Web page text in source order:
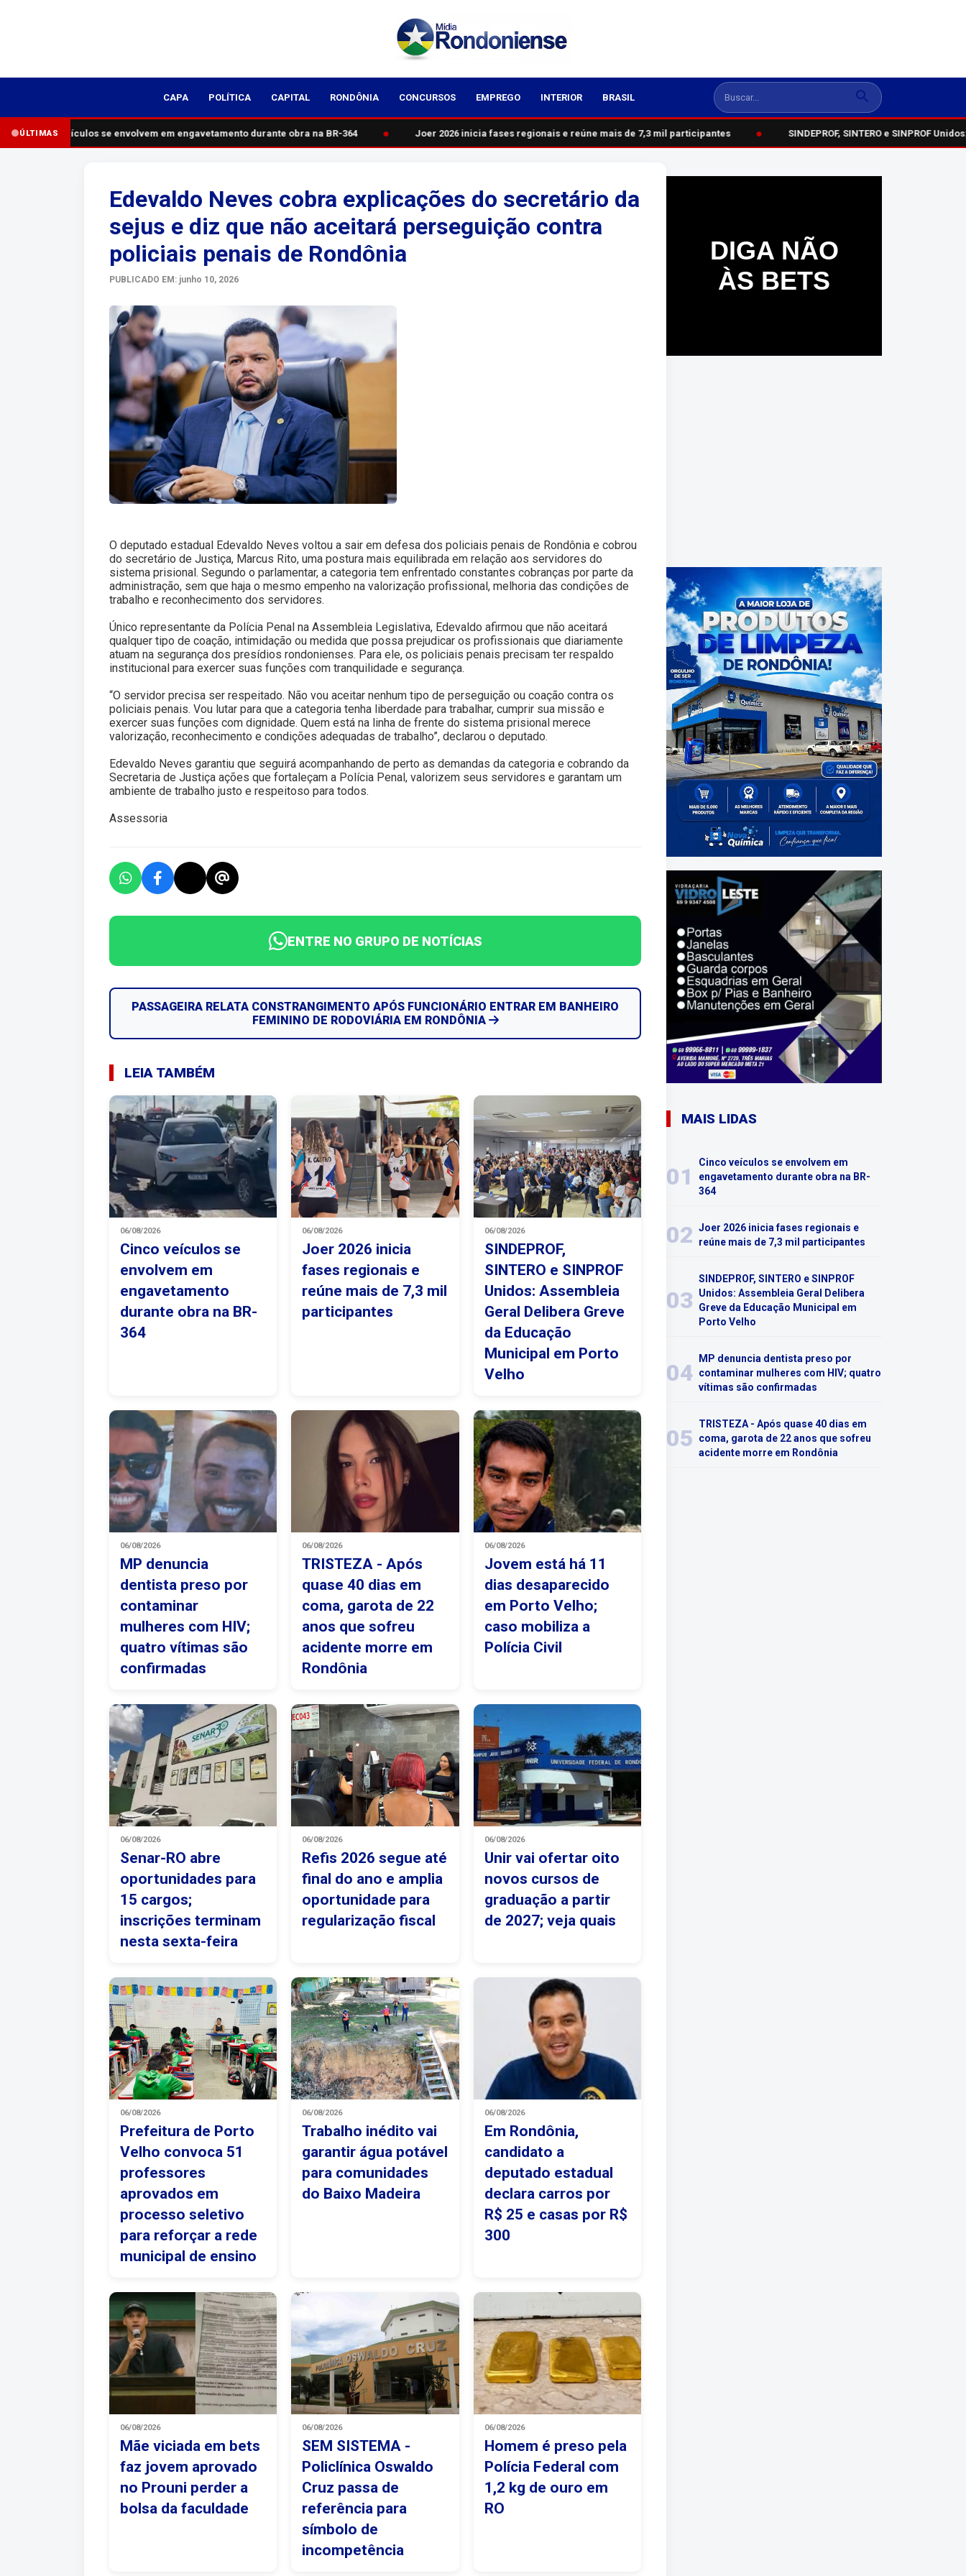
CAPA POLÍTICA CAPITAL RONDÔNIA CONCURSOS EMPREGO INTERIOR BRASIL
ÚLTIMAS
Cinco veículos se envolvem em engavetamento durante obra na BR-364 ● Joer 2026 inicia fases regionais e reúne mais de 7,3 mil participantes ● SINDEPROF, SINTERO e SINPROF
Edevaldo Neves cobra explicações do secretário da
sejus e diz que não aceitará perseguição contra
policiais penais de Rondônia
PUBLICADO EM: junho 10, 2026
O deputado estadual Edevaldo Neves voltou a sair em defesa dos policiais penais de Rondônia e cobrou
do secretário de Justiça, Marcus Rito, uma postura mais equilibrada em relação aos servidores do
sistema prisional. Segundo o parlamentar, a categoria tem enfrentado constantes cobranças por parte da
administração, sem que haja o mesmo empenho na valorização profissional, melhoria das condições de
trabalho e reconhecimento dos servidores.
Único representante da Polícia Penal na Assembleia Legislativa, Edevaldo afirmou que não aceitará
qualquer tipo de coação, intimidação ou medida que possa prejudicar os profissionais que diariamente
atuam na segurança dos presídios rondonienses. Para ele, os policiais penais precisam ter respaldo
institucional para exercer suas funções com tranquilidade e segurança.
“O servidor precisa ser respeitado. Não vou aceitar nenhum tipo de perseguição ou coação contra os
policiais penais. Vou lutar para que a categoria tenha liberdade para trabalhar, cumprir sua missão e
exercer suas funções com dignidade. Quem está na linha de frente do sistema prisional merece
valorização, reconhecimento e condições adequadas de trabalho”, declarou o deputado.
Edevaldo Neves garantiu que seguirá acompanhando de perto as demandas da categoria e cobrando da
Secretaria de Justiça ações que fortaleçam a Polícia Penal, valorizem seus servidores e garantam um
ambiente de trabalho justo e respeitoso para todos.
Assessoria
ENTRE NO GRUPO DE NOTÍCIAS
PASSAGEIRA RELATA CONSTRANGIMENTO APÓS FUNCIONÁRIO ENTRAR EM BANHEIRO
FEMININO DE RODOVIÁRIA EM RONDÔNIA
LEIA TAMBÉM
06/08/2026
Cinco veículos se
envolvem em
engavetamento
durante obra na BR-
364
06/08/2026
Joer 2026 inicia
fases regionais e
reúne mais de 7,3 mil
participantes
06/08/2026
SINDEPROF,
SINTERO e SINPROF
Unidos: Assembleia
Geral Delibera Greve
da Educação
Municipal em Porto
Velho
06/08/2026
MP denuncia
dentista preso por
contaminar
mulheres com HIV;
quatro vítimas são
confirmadas
06/08/2026
TRISTEZA - Após
quase 40 dias em
coma, garota de 22
anos que sofreu
acidente morre em
Rondônia
06/08/2026
Jovem está há 11
dias desaparecido
em Porto Velho;
caso mobiliza a
Polícia Civil
06/08/2026
Senar-RO abre
oportunidades para
15 cargos;
inscrições terminam
nesta sexta-feira
06/08/2026
Refis 2026 segue até
final do ano e amplia
oportunidade para
regularização fiscal
06/08/2026
Unir vai ofertar oito
novos cursos de
graduação a partir
de 2027; veja quais
06/08/2026
Prefeitura de Porto
Velho convoca 51
professores
aprovados em
processo seletivo
para reforçar a rede
municipal de ensino
06/08/2026
Trabalho inédito vai
garantir água potável
para comunidades
do Baixo Madeira
06/08/2026
Em Rondônia,
candidato a
deputado estadual
declara carros por
R$ 25 e casas por R$
300
06/08/2026
Mãe viciada em bets
faz jovem aprovado
no Prouni perder a
bolsa da faculdade
06/08/2026
SEM SISTEMA -
Policlínica Oswaldo
Cruz passa de
referência para
símbolo de
incompetência
06/08/2026
Homem é preso pela
Polícia Federal com
1,2 kg de ouro em
RO
DIGA NÃO
ÀS BETS
MAIS LIDAS
01
Cinco veículos se envolvem em
engavetamento durante obra na BR-
364
02 Joer 2026 inicia fases regionais e
reúne mais de 7,3 mil participantes
03
SINDEPROF, SINTERO e SINPROF
Unidos: Assembleia Geral Delibera
Greve da Educação Municipal em
Porto Velho
04
MP denuncia dentista preso por
contaminar mulheres com HIV; quatro
vítimas são confirmadas
05
TRISTEZA - Após quase 40 dias em
coma, garota de 22 anos que sofreu
acidente morre em Rondônia